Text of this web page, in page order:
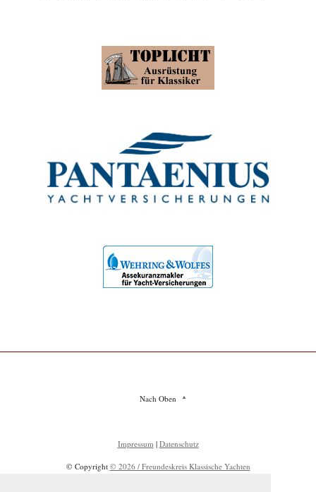
Nach Oben
Impressum | Datenschutz
© Copyright © 2026 / Freundeskreis Klassische Yachten